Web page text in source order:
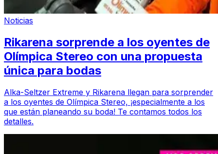
Noticias
Rikarena sorprende a los oyentes de
Olímpica Stereo con una propuesta
única para bodas
Alka-Seltzer Extreme y Rikarena llegan para sorprender
a los oyentes de Olímpica Stereo, ¡especialmente a los
que están planeando su boda! Te contamos todos los
detalles.